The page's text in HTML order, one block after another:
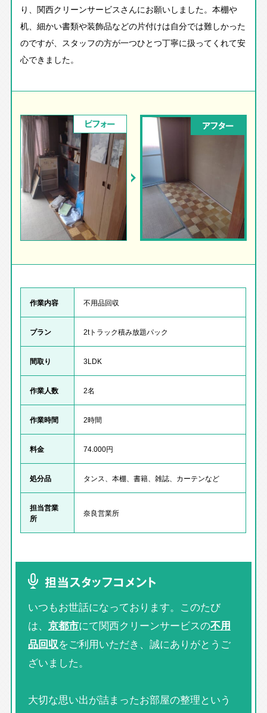
り、関西クリーンサービスさんにお願いしました。本棚や
机、細かい書類や装飾品などの片付けは自分では難しかった
のですが、スタッフの方が一つひとつ丁寧に扱ってくれて安
心できました。
ビフォー アフター
作業内容 不用品回収
プラン 2tトラック積み放題パック
間取り 3LDK
作業人数 2名
作業時間 2時間
料金 74.000円
処分品 タンス、本棚、書籍、雑誌、カーテンなど
担当営業
所
奈良営業所
担当スタッフコメント
いつもお世話になっております。このたび
は、 京都市にて関西クリーンサービスの不用
品回収をご利用いただき、誠にありがとうご
ざいました。
大切な思い出が詰まったお部屋の整理という